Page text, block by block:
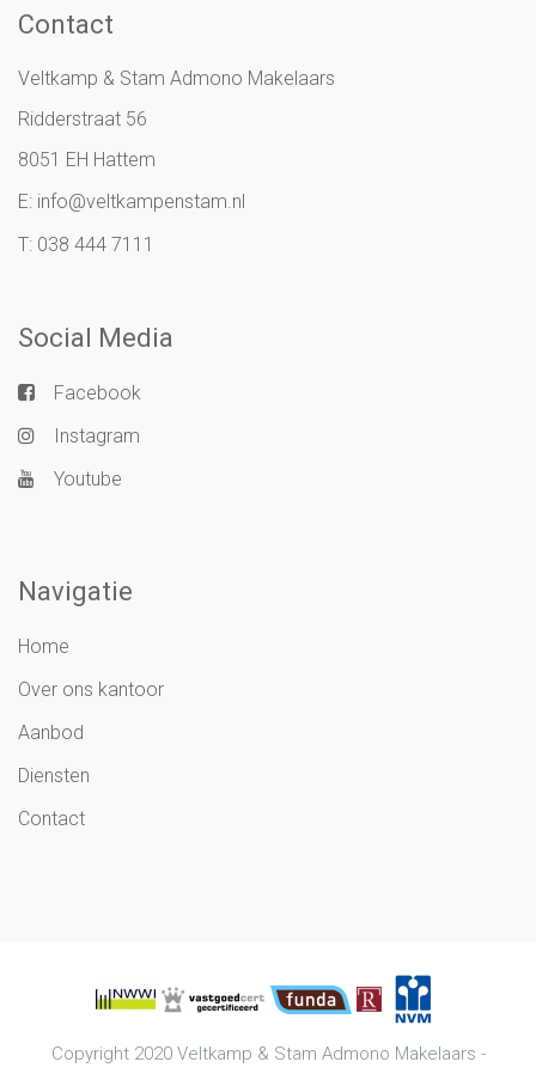
Contact
Veltkamp & Stam Admono Makelaars
Ridderstraat 56
8051 EH Hattem
E: info@veltkampenstam.nl
T: 038 444 7111
Social Media
Facebook
Instagram
Youtube
Navigatie
Home
Over ons kantoor
Aanbod
Diensten
Contact
Copyright 2020 Veltkamp & Stam Admono Makelaars -